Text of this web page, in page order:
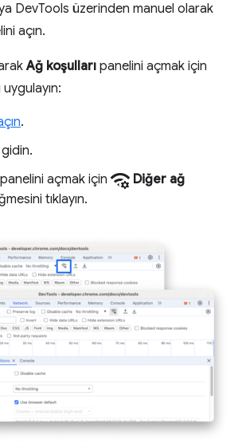
DevTools üzerinden manuel olarak
açın.
Ağ koşulları panelini açmak için
uygulayın:
.
açmak içinnetwork_manage Diğer ağ
tıklayın.